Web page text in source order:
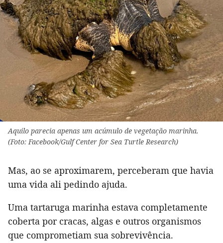
Aquilo parecia apenas um acúmulo de vegetação marinha.
(Foto: Facebook/Gulf Center for Sea Turtle Research)
Mas, ao se aproximarem, perceberam que havia
uma vida ali pedindo ajuda.
Uma tartaruga marinha estava completamente
coberta por cracas, algas e outros organismos
que comprometiam sua sobrevivência.